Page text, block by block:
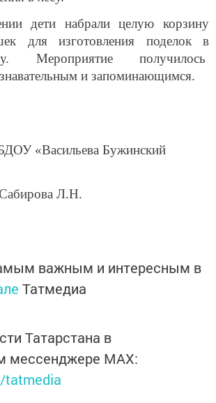
дети набрали целую корзину
для изготовления поделок в
Мероприятие получилось
и запоминающимся.
«Васильева Бужинский
Л.Н.
важным и интересным в
Татмедиа
Татарстана в
мессенджере MАХ:
tatmedia